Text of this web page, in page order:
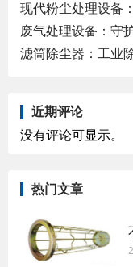
现代粉尘处理设备
废气处理设备：守
滤筒除尘器：工业
近期评论
没有评论可显示。
热门文章